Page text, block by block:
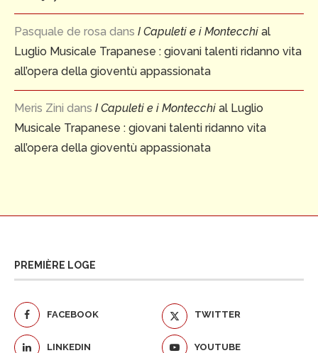
Pasquale de rosa dans I Capuleti e i Montecchi al
Luglio Musicale Trapanese : giovani talenti ridanno vita
all’opera della gioventù appassionata
Meris Zini dans I Capuleti e i Montecchi al Luglio
Musicale Trapanese : giovani talenti ridanno vita
all’opera della gioventù appassionata
PREMIÈRE LOGE
FACEBOOK TWITTER
LINKEDIN YOUTUBE